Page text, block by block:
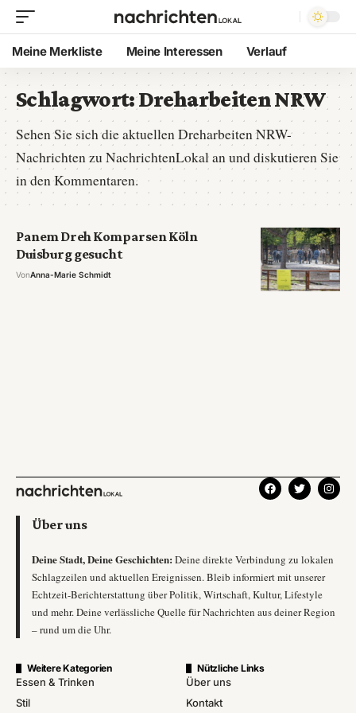
Meine Merkliste Meine Interessen Verlauf
Schlagwort:Dreharbeiten NRW
Sehen Sie sich die aktuellen Dreharbeiten NRW-
Nachrichten zu NachrichtenLokal an und diskutieren Sie
in den Kommentaren.
Panem Dreh Komparsen Köln
Duisburg gesucht
VonAnna-Marie Schmidt
Über uns
Deine Stadt, Deine Geschichten: Deine direkte Verbindung zu lokalen
Schlagzeilen und aktuellen Ereignissen. Bleib informiert mit unserer
Echtzeit-Berichterstattung über Politik, Wirtschaft, Kultur, Lifestyle
und mehr. Deine verlässliche Quelle für Nachrichten aus deiner Region
– rund um die Uhr.
Weitere Kategorien
Essen & Trinken
Stil
Nützliche Links
Über uns
Kontakt